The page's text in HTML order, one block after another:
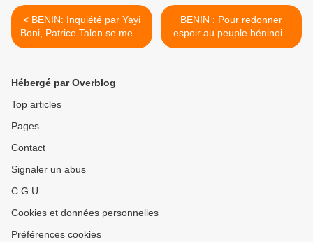
< BENIN: Inquiété par Yayi
Boni, Patrice Talon se met à
l'abri
BENIN : Pour redonner
espoir au peuple béninois,
le Président Boni YAYI doit
Hébergé par Overblog
Top articles
Pages
Contact
Signaler un abus
C.G.U.
Cookies et données personnelles
Préférences cookies